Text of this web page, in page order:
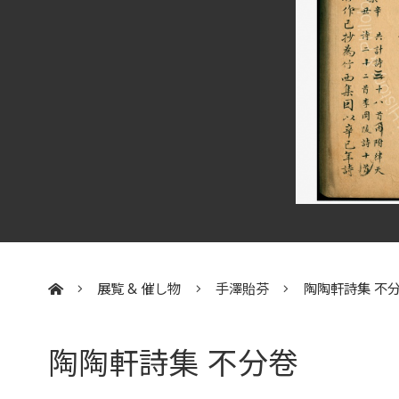
展覧 & 催し物 手澤貽芬 陶陶軒詩集 不
陶陶軒詩集 不分卷